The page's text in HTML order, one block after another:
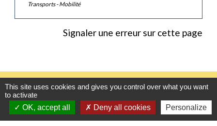
Transports - Mobilité
Signaler une erreur sur cette page
Contacts
Mairie de Gasny
42 rue de Paris
This site uses cookies and gives you control over what you want
to activate
OK, accept all
Deny all cookies Personalize